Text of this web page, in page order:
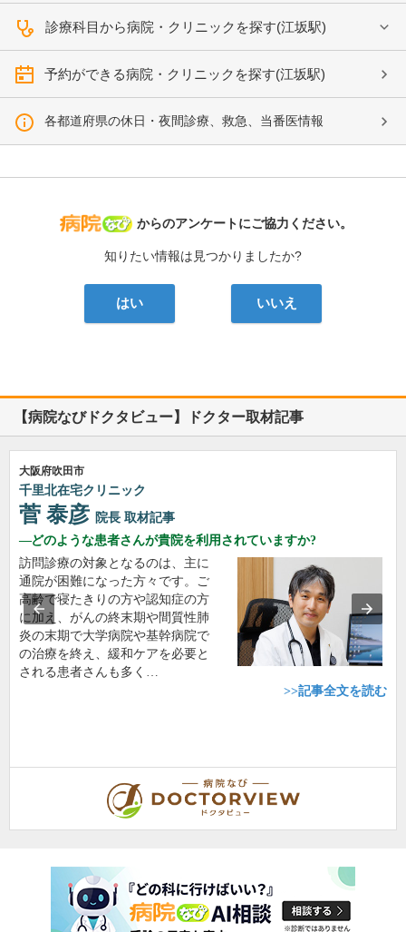
診療科目から病院・クリニックを探す(江坂駅)
予約ができる病院・クリニックを探す(江坂駅)
各都道府県の休日・夜間診療、救急、当番医情報
病院なび
からのアンケートにご協力ください。
知りたい情報は見つかりましたか?
はい いいえ
【病院なびドクタビュー】ドクター取材記事
大阪府吹田市
千里北在宅クリニック
菅 泰彦 院長 取材記事
どのような患者さんが貴院を利用されていますか?
訪問診療の対象となるのは、主に
通院が困難になった方々です。ご
高齢で寝たきりの方や認知症の方
に加え、がんの終末期や間質性肺
炎の末期で大学病院や基幹病院で
の治療を終え、緩和ケアを必要と
される患者さんも多く…
>>記事全文を読む